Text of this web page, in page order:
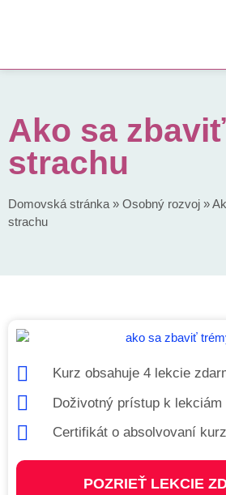
Ako sa
strachu
Domovská stránka » Osobný rozvoj »
strachu
Kurz obsahuje 4 lekcie
Doživotný prístup k lekciám
Certifikát o absolvovaní
POZRIEŤ LEKCIE